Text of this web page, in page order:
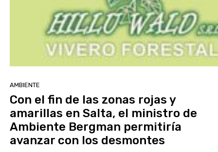
AMBIENTE
Con el fin de las zonas rojas y
amarillas en Salta, el ministro de
Ambiente Bergman permitiría
avanzar con los desmontes